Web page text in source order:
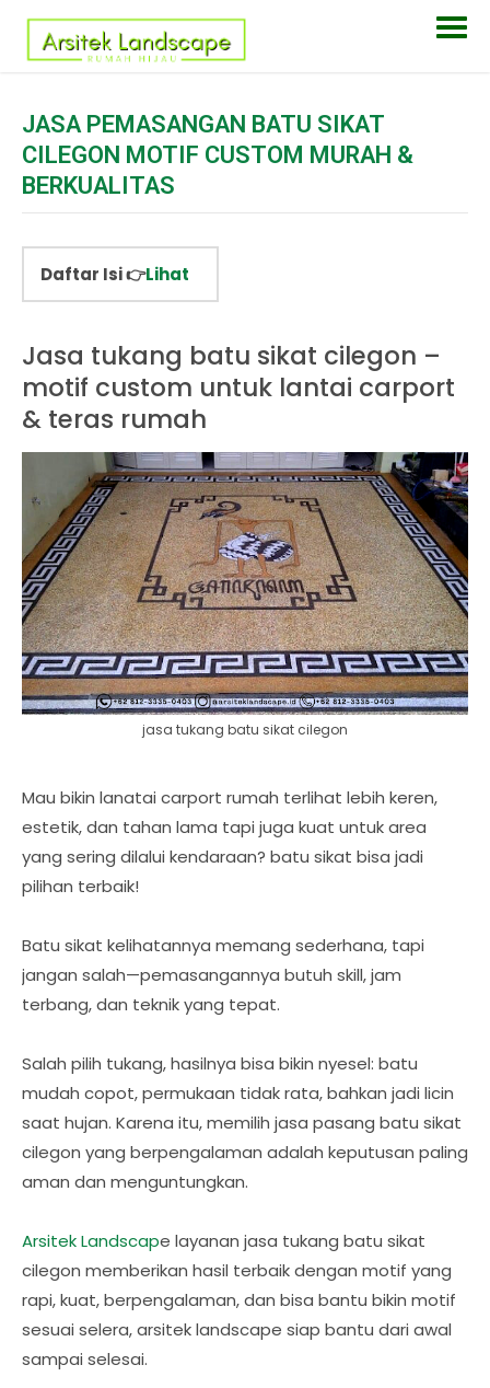
JASA PEMASANGAN BATU SIKAT
CILEGON MOTIF CUSTOM MURAH &
BERKUALITAS
Daftar Isi 👉Lihat
Jasa tukang batu sikat cilegon –
motif custom untuk lantai carport
& teras rumah
jasa tukang batu sikat cilegon
Mau bikin lanatai carport rumah terlihat lebih keren,
estetik, dan tahan lama tapi juga kuat untuk area
yang sering dilalui kendaraan? batu sikat bisa jadi
pilihan terbaik!
Batu sikat kelihatannya memang sederhana, tapi
jangan salah—pemasangannya butuh skill, jam
terbang, dan teknik yang tepat.
Salah pilih tukang, hasilnya bisa bikin nyesel: batu
mudah copot, permukaan tidak rata, bahkan jadi licin
saat hujan. Karena itu, memilih jasa pasang batu sikat
cilegon yang berpengalaman adalah keputusan paling
aman dan menguntungkan.
Arsitek Landscape layanan jasa tukang batu sikat
cilegon memberikan hasil terbaik dengan motif yang
rapi, kuat, berpengalaman, dan bisa bantu bikin motif
sesuai selera, arsitek landscape siap bantu dari awal
sampai selesai.